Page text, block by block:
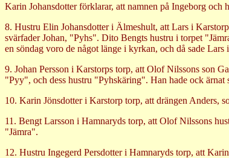
Karin Johansdotter förklarar, att namnen på Ingeborg och
8. Hustru Elin Johansdotter i Älmeshult, att Lars i
svärfader Johan, "Pyhs". Dito Bengts hustru i torpet
en söndag voro de något länge i kyrkan, och då sade
9. Johan Persson i Karstorps torp, att Olof Nilssons son
"Pyy", och dess hustru "Pyhskäring". Han hade ock
10. Karin Jönsdotter i Karstorp torp, att drängen Anders,
11. Bengt Larsson i Hamnaryds torp, att Olof Nilssons
"Jämra".
12. Hustru Ingegerd Persdotter i Hamnaryds torp, att